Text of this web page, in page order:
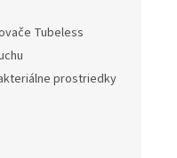
Tubeless
prostriedky